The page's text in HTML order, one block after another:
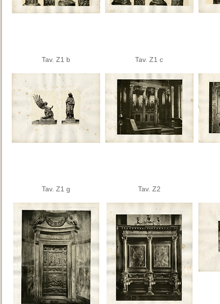
Tav. Z1 b Tav. Z1 c
Tav. Z1 g Tav. Z2